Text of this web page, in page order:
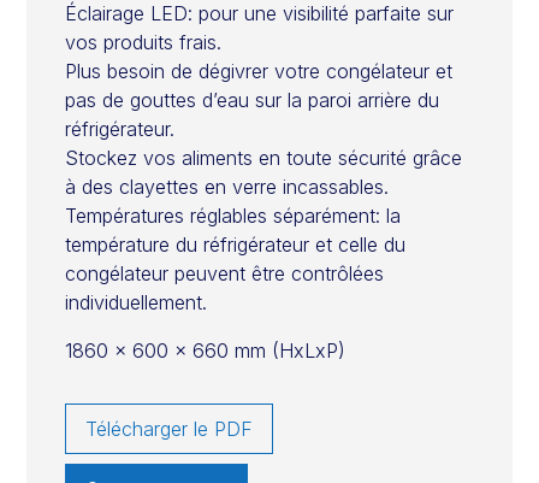
Éclairage LED: pour une visibilité parfaite sur
vos produits frais.
Plus besoin de dégivrer votre congélateur et
pas de gouttes d’eau sur la paroi arrière du
réfrigérateur.
Stockez vos aliments en toute sécurité grâce
à des clayettes en verre incassables.
Températures réglables séparément: la
température du réfrigérateur et celle du
congélateur peuvent être contrôlées
individuellement.
1860 x 600 x 660 mm (HxLxP)
Télécharger le PDF